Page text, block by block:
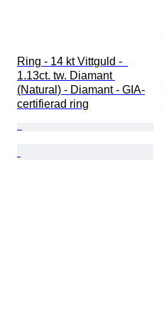
Ring - 14 kt Vittguld -
1.13ct. tw. Diamant
(Natural) - Diamant - GIA-
certifierad ring